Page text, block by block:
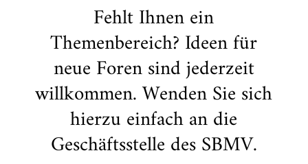
Fehlt Ihnen ein
Themenbereich? Ideen für
neue Foren sind jederzeit
willkommen. Wenden Sie sich
hierzu einfach an die
Geschäftsstelle des SBMV.